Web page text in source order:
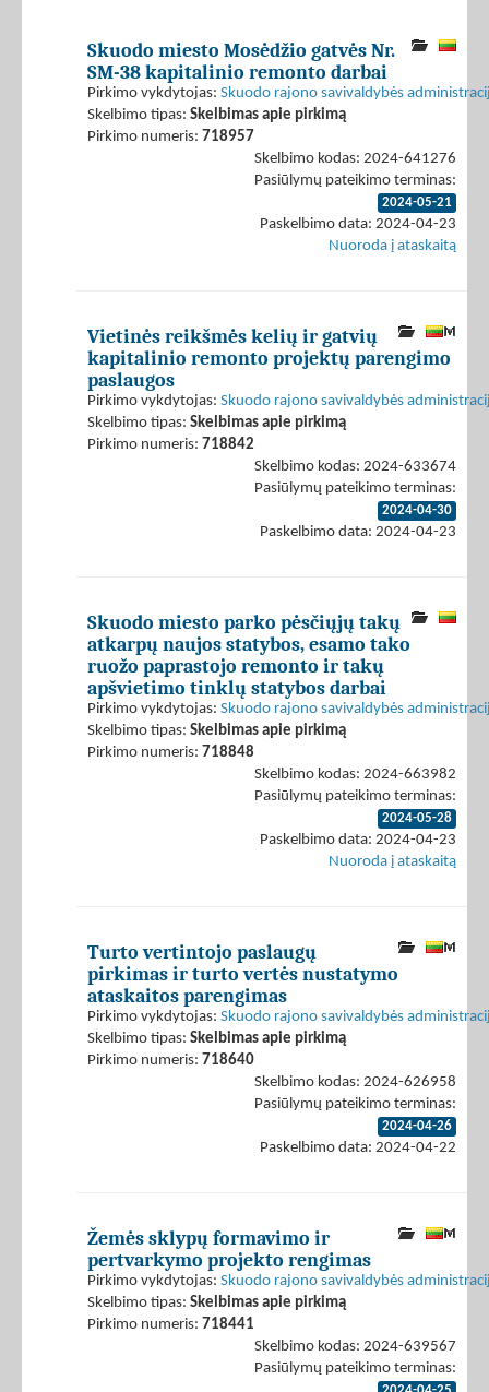
Skuodo miesto Mosėdžio gatvės Nr.
SM-38 kapitalinio remonto darbai
Pirkimo vykdytojas: Skuodo rajono savivaldybės
Skelbimo tipas: Skelbimas apie pirkimą
Pirkimo numeris: 718957
Skelbimo kodas: 2024-641276
Pasiūlymų pateikimo terminas:
2024-05-21
Paskelbimo data: 2024-04-23
Nuoroda į ataskaitą
Vietinės reikšmės kelių ir gatvių
kapitalinio remonto projektų parengimo
paslaugos
Pirkimo vykdytojas: Skuodo rajono savivaldybės
Skelbimo tipas: Skelbimas apie pirkimą
Pirkimo numeris: 718842
Skelbimo kodas: 2024-633674
Pasiūlymų pateikimo terminas:
2024-04-30
Paskelbimo data: 2024-04-23
Skuodo miesto parko pėsčiųjų takų
atkarpų naujos statybos, esamo tako
ruožo paprastojo remonto ir takų
apšvietimo tinklų statybos darbai
Pirkimo vykdytojas: Skuodo rajono savivaldybės
Skelbimo tipas: Skelbimas apie pirkimą
Pirkimo numeris: 718848
Skelbimo kodas: 2024-663982
Pasiūlymų pateikimo terminas:
2024-05-28
Paskelbimo data: 2024-04-23
Nuoroda į ataskaitą
Turto vertintojo paslaugų
pirkimas ir turto vertės nustatymo
ataskaitos parengimas
Pirkimo vykdytojas: Skuodo rajono savivaldybės
Skelbimo tipas: Skelbimas apie pirkimą
Pirkimo numeris: 718640
Skelbimo kodas: 2024-626958
Pasiūlymų pateikimo terminas:
2024-04-26
Paskelbimo data: 2024-04-22
Žemės sklypų formavimo ir
pertvarkymo projekto rengimas
Pirkimo vykdytojas: Skuodo rajono savivaldybės
Skelbimo tipas: Skelbimas apie pirkimą
Pirkimo numeris: 718441
Skelbimo kodas: 2024-639567
Pasiūlymų pateikimo terminas: